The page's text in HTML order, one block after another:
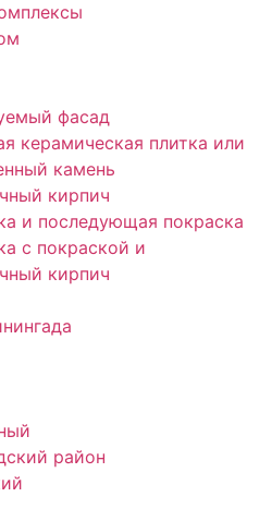
фасад
керамическая плитка или
камень
кирпич
и последующая покраска
с покраской и
кирпич
район